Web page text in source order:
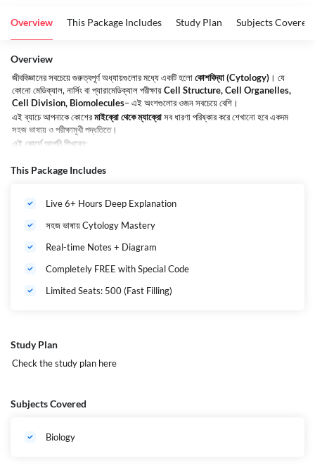
Overview This Package Includes Study Plan Subjects Covered
Overview
জীববিজ্ঞানের সবচেয়ে গুরুত্বপূর্ণ অধ্যায়গুলোর মধ্যে একটি হলোকোশবিদ্যা (Cytology) । যে
কোনো মেডিক্যাল, নার্সিং বা প্যারামেডিক্যাল পরীক্ষায়Cell Structure, Cell Organelles,
Cell Division, Biomolecules– এই অংশগুলোর ওজন সবচেয়ে বেশি।
এই ব্যাচে আপনাকে কোশেরমাইক্রো থেকে ম্যাক্রোসব ধারণা পরিষ্কার করে শেখানো হবে একদম
সহজ ভাষায় ও পরীক্ষামুখী পদ্ধতিতে।
এই কোর্সে আপনি শিখবেন:
Cell Theory, Types of Cells, Prokaryote vs Eukaryote
Plasma Membrane, Cytoplasm, Nucleus
Mitochondria, ER, Golgi, Lysosome, Ribosome
Biomolecules: Carbohydrate, Protein, Lipid, Nucleic Acid
Cell Cycle – Interphase, Mitosis, Meiosis
Diagram + Flowchart ভিত্তিক ব্যাখ্যা
এই ব্যাচ কেন সবার জন্য জরুরি?
Cell Biology হলো Class 9, 10, HS, JENPAS, GNM, ANM,
This Package Includes
Live 6+ Hours Deep Explanation
সহজ ভাষায় Cytology Mastery
Real-time Notes + Diagram
Completely FREE with Special Code
Limited Seats: 500 (Fast Filling)
Study Plan
Check the study plan here
Subjects Covered
Biology